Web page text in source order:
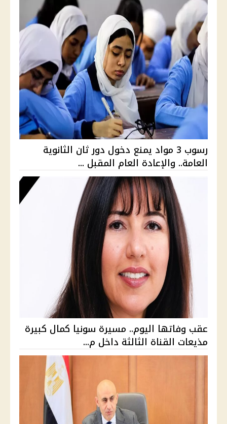
رسوب 3 مواد يمنع دخول دور ثان الثانوية
العامة.. والإعادة العام المقبل ...
عقب وفاتها اليوم.. مسيرة سونيا كمال كبيرة
مذيعات القناة الثالثة داخل م...